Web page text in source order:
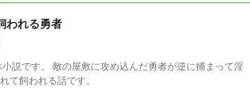
われる勇者
小説です。 敵の屋敷に攻め込んだ勇者が逆に捕まって淫
て飼われる話です。